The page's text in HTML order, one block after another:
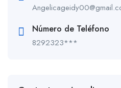
Número de Teléfono
8292323***